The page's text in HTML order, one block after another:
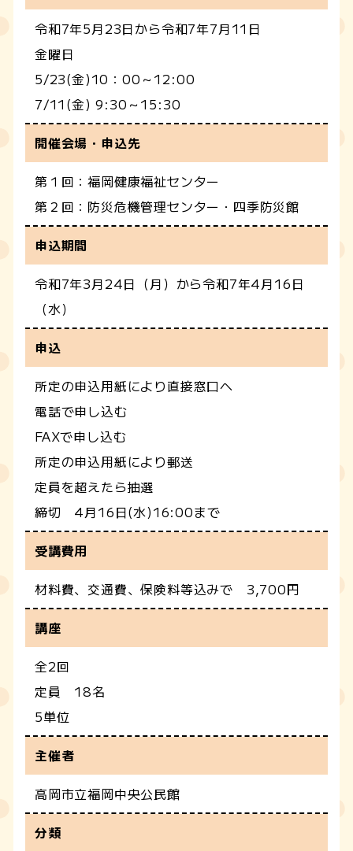
令和7年5月23日から令和7年7月11日
金曜日
5/23(金)10：00～12:00
7/11(金) 9:30～15:30
開催会場・申込先
第１回：福岡健康福祉センター
第２回：防災危機管理センター・四季防災館
申込期間
令和7年3月24日（月）から令和7年4月16日
（水）
申込
所定の申込用紙により直接窓口へ
電話で申し込む
FAXで申し込む
所定の申込用紙により郵送
定員を超えたら抽選
締切 4月16日(水)16:00まで
受講費用
材料費、交通費、保険料等込みで 3,700円
講座
全2回
定員 18名
5単位
主催者
高岡市立福岡中央公民館
分類